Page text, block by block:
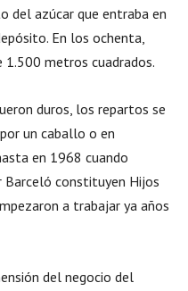
del azúcar que entraba en
En los ochenta,
1.500 metros cuadrados.
duros, los repartos se
un caballo o en
en 1968 cuando
constituyen Hijos
a trabajar ya años
del negocio del